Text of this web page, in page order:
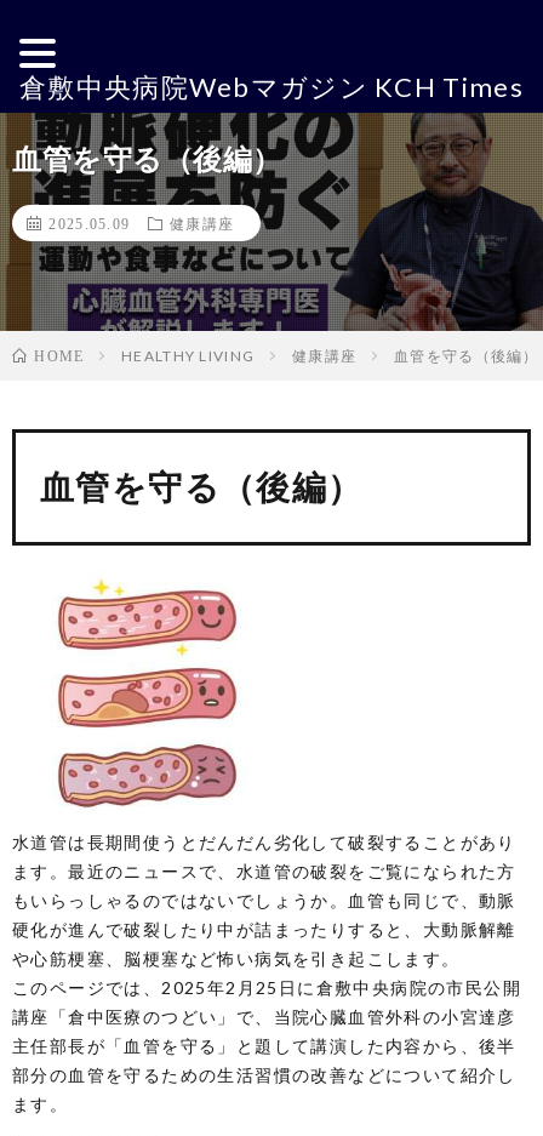
血管を守る（後編）
2025.05.09 健康講座
HOME HEALTHY LIVING 健康講座 血管を守る（後編）
血管を守る（後編）
水道管は長期間使うとだんだん劣化して破裂することがあり
ます。最近のニュースで、水道管の破裂をご覧になられた方
もいらっしゃるのではないでしょうか。血管も同じで、動脈
硬化が進んで破裂したり中が詰まったりすると、大動脈解離
や心筋梗塞、脳梗塞など怖い病気を引き起こします。
このページでは、2025年2月25日に倉敷中央病院の市民公開
講座「倉中医療のつどい」で、当院心臓血管外科の小宮達彦
主任部長が「血管を守る」と題して講演した内容から、後半
部分の血管を守るための生活習慣の改善などについて紹介し
ます。
倉敷中央病院Webマガジン KCH Times